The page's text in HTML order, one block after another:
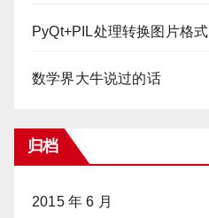
PyQt+PIL处理转换图片格式
数学界大牛说过的话
归档
2015 年 6 月